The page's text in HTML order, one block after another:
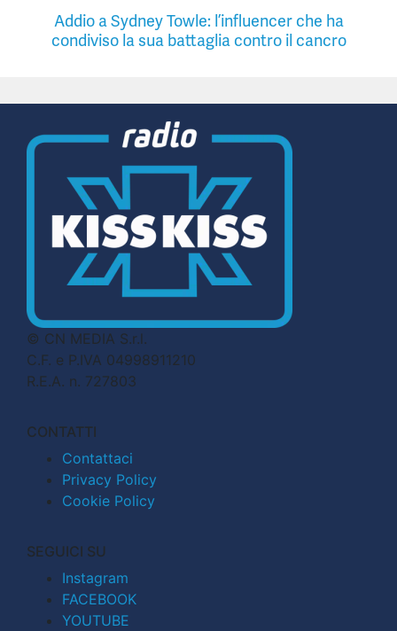
Addio a Sydney Towle: l’influencer che ha
condiviso la sua battaglia contro il cancro
© CN MEDIA S.r.l.
C.F. e P.IVA 04998911210
R.E.A. n. 727803
CONTATTI
Contattaci
Privacy Policy
Cookie Policy
SEGUICI SU
Instagram
FACEBOOK
YOUTUBE